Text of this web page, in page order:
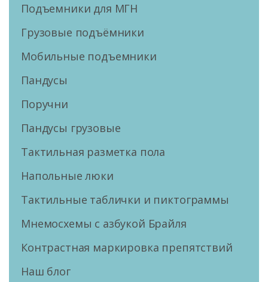
Подъемники для МГН
Грузовые подъёмники
Мобильные подъемники
Пандусы
Поручни
Пандусы грузовые
Тактильная разметка пола
Напольные люки
Тактильные таблички и пиктограммы
Мнемосхемы с азбукой Брайля
Контрастная маркировка препятствий
Наш блог